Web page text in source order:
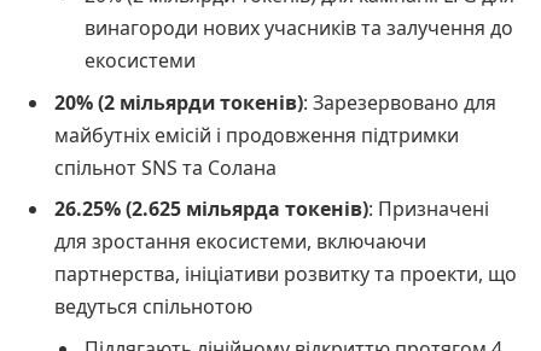
винагороди нових учасників та залучення до
екосистеми
20% (2 мільярди токенів): Зарезервовано для
майбутніх емісій і продовження підтримки
спільнот SNS та Солана
26.25% (2.625 мільярда токенів): Призначені
для зростання екосистеми, включаючи
партнерства, ініціативи розвитку та проекти, що
ведуться спільнотою